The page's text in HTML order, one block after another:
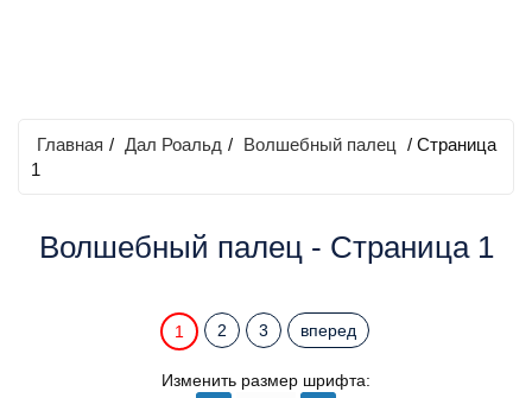
Главная / Дал Роальд / Волшебный палец / Страница
1
Волшебный палец - Страница 1
1 2 3 вперед
Изменить размер шрифта: